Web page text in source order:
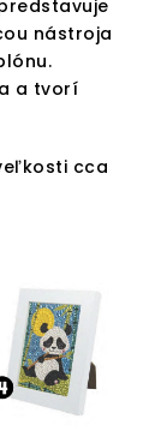
nástroja
a tvorí
cca